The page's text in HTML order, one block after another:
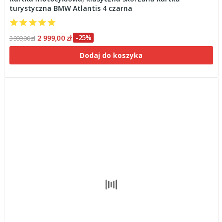
turystyczna BMW Atlantis 4 czarna
3 999,00 zł 2 999,00 zł -25%
Dodaj do koszyka